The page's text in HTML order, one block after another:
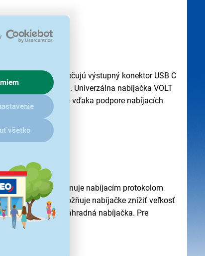
všetko
zariadení zabezpečujú výstupný konektor USB C
rôzne zariadenia. Univerzálna nabíjačka VOLT
a rýchle nabíjanie vďaka podpore nabíjacích
ďalej disponuje nabíjacím protokolom
(nitrid gália) umožňuje nabíjačke znížiť veľkosť
cesty alebo ako náhradná nabíjačka. Pre